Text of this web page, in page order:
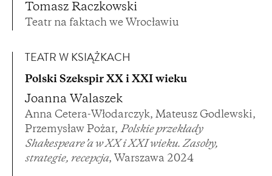
Tomasz Raczkowski
Teatr na faktach we Wrocławiu
TEATR W KSIĄŻKACH
Polski Szekspir XX i XXI wieku
Joanna Walaszek
Anna Cetera-Włodarczyk, Mateusz Godlewski,
Przemysław Pożar, Polskie przekłady
Shakespeare’a w XX i XXI wieku. Zasoby,
strategie, recepcja, Warszawa 2024